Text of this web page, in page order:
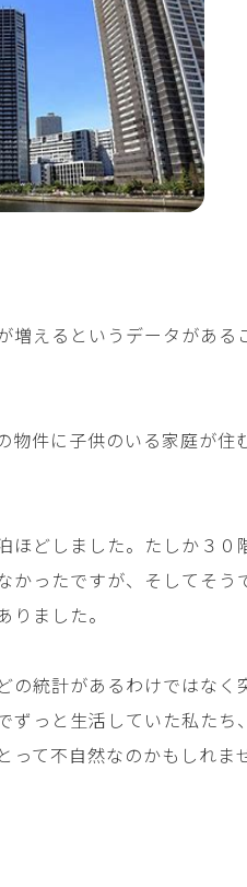
増えるというデータがある
件に子供のいる家庭が住
ほどしました。たしか３０
かったですが、そしてそう
ました。
の統計があるわけではなく
ずっと生活していた私たち
て不自然なのかもしれま